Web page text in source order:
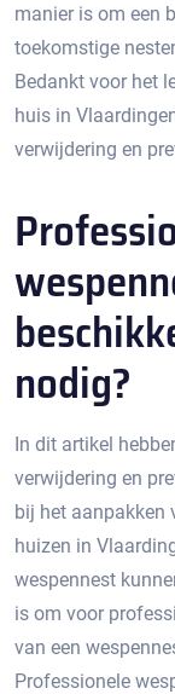
manier is om een
toekomstige
Bedankt voor het
huis in
verwijdering en
nodig?
In dit artikel
verwijdering en
bij het aanpakken
huizen in
wespennest
is om voor
van een
Professionele